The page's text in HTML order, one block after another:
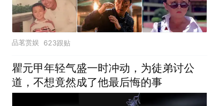
品茗赏娱 623跟贴
瞿元甲年轻气盛一时冲动，为徒弟讨公
道，不想竟然成了他最后悔的事